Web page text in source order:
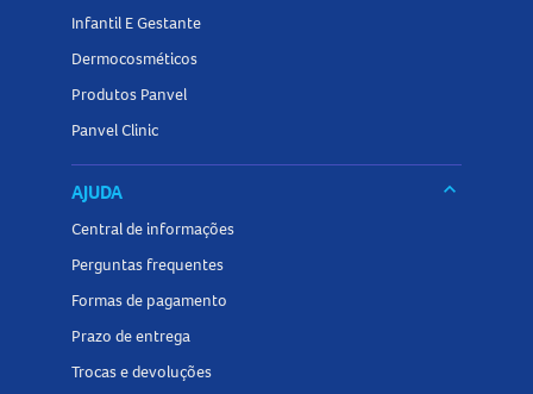
Infantil E Gestante
Dermocosméticos
Produtos Panvel
Panvel Clinic
AJUDA keyboard_arrow_down
Central de informações
Perguntas frequentes
Formas de pagamento
Prazo de entrega
Trocas e devoluções